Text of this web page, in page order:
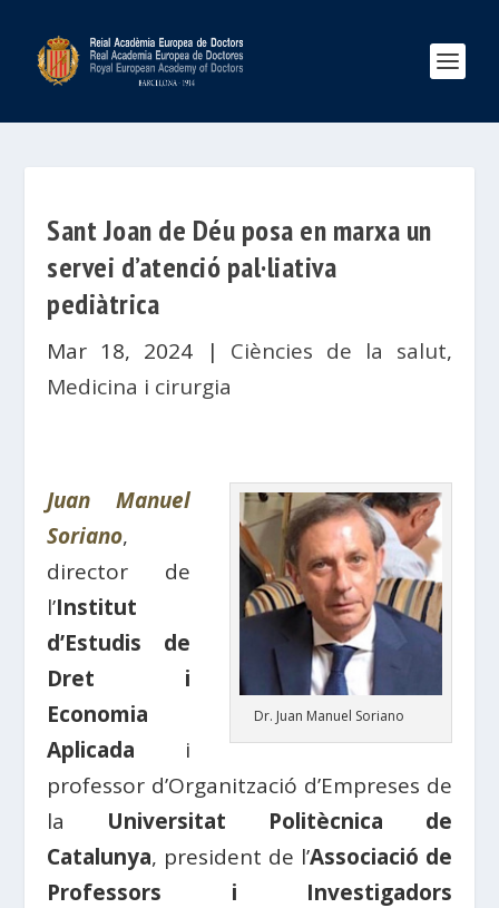
Sant Joan de Déu posa en marxa un
servei d’atenció pal·liativa
pediàtrica
Mar 18, 2024| Ciències de la salut,
Medicina i cirurgia
Dr. Juan Manuel Soriano
Juan Manuel
Soriano,
director de
l’Institut
d’Estudis de
Dret i
Economia
Aplicada i
professor d’Organització d’Empreses de
la Universitat Politècnica de
Catalunya, president de l’Associació de
Professors i Investigadors